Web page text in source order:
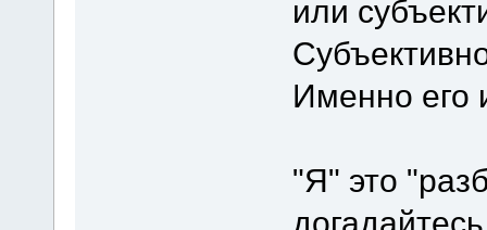
или
Именно его
"Я" это